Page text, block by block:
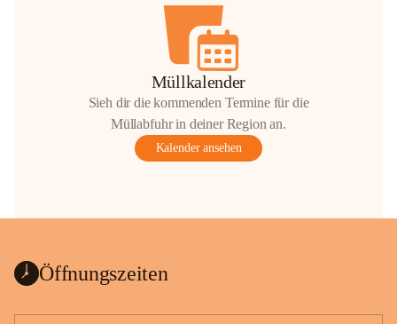
Müllkalender
Sieh dir die kommenden Termine für die
Müllabfuhr in deiner Region an.
Kalender ansehen
Öffnungszeiten